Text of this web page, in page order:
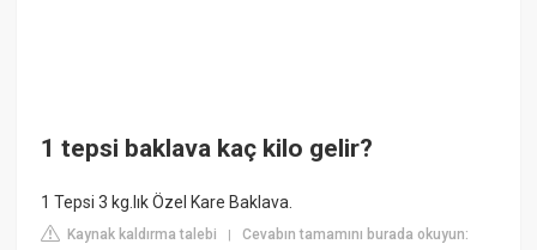
1 tepsi baklava kaç kilo gelir?
1 Tepsi 3 kg.lık Özel Kare Baklava.
Kaynak kaldırma talebi |Cevabın tamamını burada okuyun: